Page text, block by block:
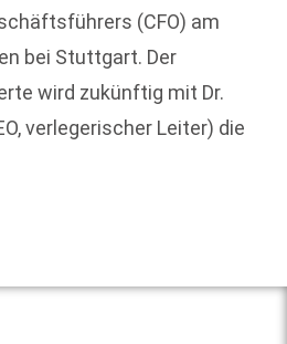
(CFO) am
bei Stuttgart. Der
wird zukünftig mit Dr.
verlegerischer Leiter) die